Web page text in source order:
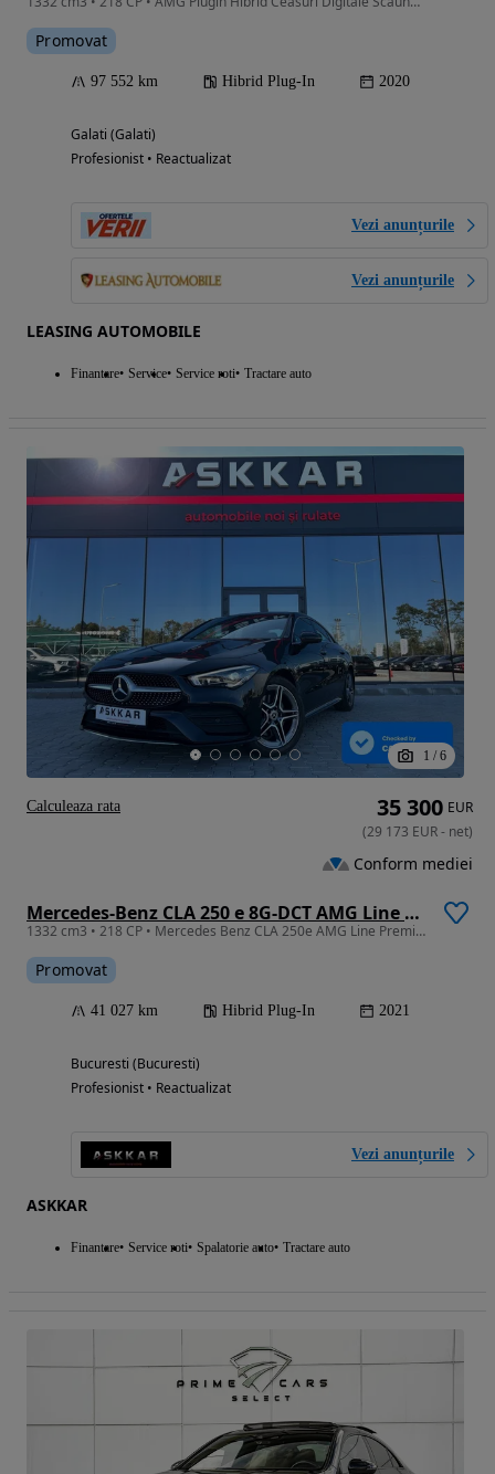
Promovat
97 552 km Hibrid Plug-In 2020
Galati (Galati)
Profesionist • Reactualizat
Vezi anunțurile
Vezi anunțurile
LEASING AUTOMOBILE
Finantare Service Service roti Tractare auto
1 / 6
Mercedes-Benz CLA 250 e 8G-DCT AMG Line Advanced Plus
1332 cm3 • 218 CP • Mercedes Benz CLA 250e AMG Line Premium Plus
Promovat
41 027 km Hibrid Plug-In 2021
Bucuresti (Bucuresti)
Profesionist • Reactualizat
Vezi anunțurile
ASKKAR
Finantare Service roti Spalatorie auto Tractare auto
35 300 EUR
(29 173 EUR- net)
Conform mediei
Calculeaza rata